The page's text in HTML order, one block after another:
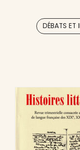
DÉBATS ET